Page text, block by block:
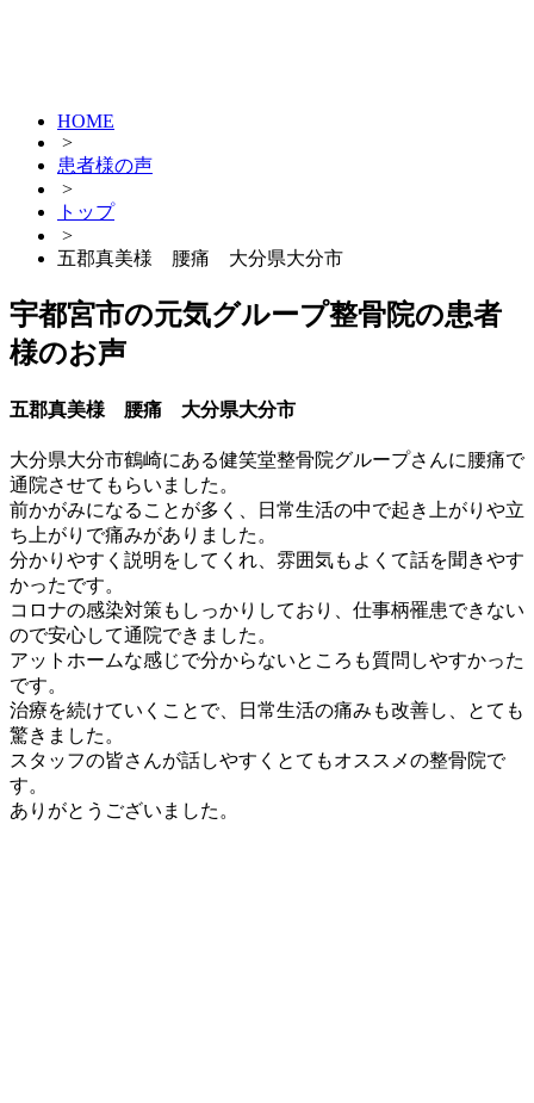
HOME
>
患者様の声
>
トップ
>
五郡真美様 腰痛 大分県大分市
宇都宮市の元気グループ整骨院の患者
様のお声
五郡真美様 腰痛 大分県大分市
大分県大分市鶴崎にある健笑堂整骨院グループさんに腰痛で
通院させてもらいました。
前かがみになることが多く、日常生活の中で起き上がりや立
ち上がりで痛みがありました。
分かりやすく説明をしてくれ、雰囲気もよくて話を聞きやす
かったです。
コロナの感染対策もしっかりしており、仕事柄罹患できない
ので安心して通院できました。
アットホームな感じで分からないところも質問しやすかった
です。
治療を続けていくことで、日常生活の痛みも改善し、とても
驚きました。
スタッフの皆さんが話しやすくとてもオススメの整骨院で
す。
ありがとうございました。